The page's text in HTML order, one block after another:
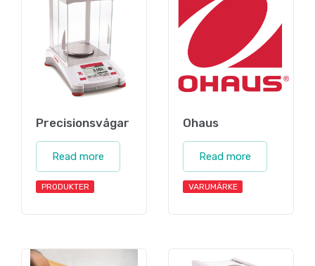
Precisionsvågar
Read more
PRODUKTER
Ohaus
Read more
VARUMÄRKE